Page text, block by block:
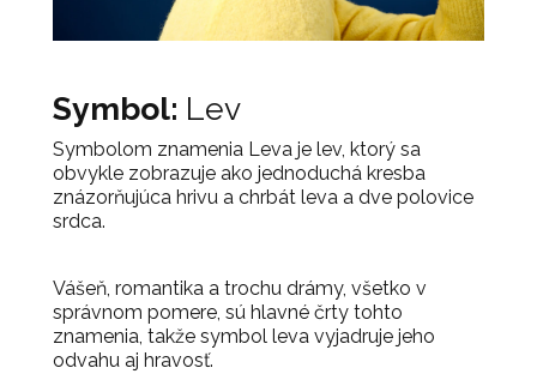
Symbol: Lev
Symbolom znamenia Leva je lev, ktorý sa
obvykle zobrazuje ako jednoduchá kresba
znázorňujúca hrivu a chrbát leva a dve polovice
srdca.
Vášeň, romantika a trochu drámy, všetko v
správnom pomere, sú hlavné črty tohto
znamenia, takže symbol leva vyjadruje jeho
odvahu aj hravosť.